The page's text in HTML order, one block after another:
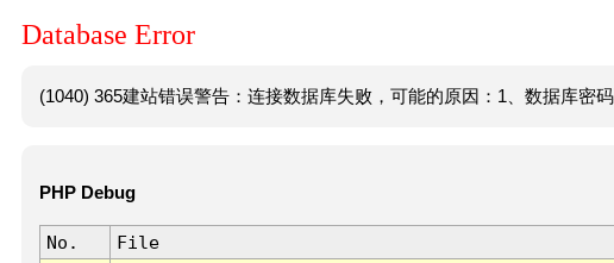
Database Error
(1040) 365建站错误警告：连接数据库失败，可能的原因：1、数据库密
PHP Debug
No. File